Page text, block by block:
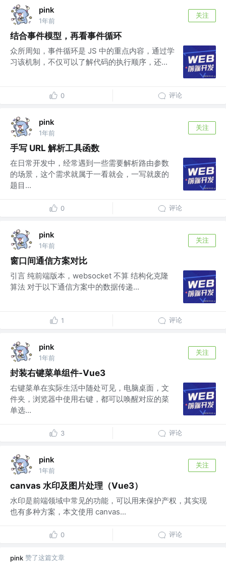
pink
1年前
关注
结合事件模型，再看事件循环
众所周知，事件循环是 JS 中的重点内容，通过学
习该机制，不仅可以了解代码的执行顺序，还...
0 评论
pink
1年前
关注
手写 URL 解析工具函数
在日常开发中，经常遇到一些需要解析路由参数
的场景，这个需求就属于一看就会，一写就废的
题目...
0 评论
pink
1年前
关注
窗口间通信方案对比
引言 纯前端版本，websocket 不算 结构化克隆
算法 对于以下通信方案中的数据传递...
1 评论
pink
1年前
关注
封装右键菜单组件-Vue3
右键菜单在实际生活中随处可见，电脑桌面，文
件夹，浏览器中使用右键，都可以唤醒对应的菜
单选...
3 评论
pink
1年前
关注
canvas 水印及图片处理（Vue3）
水印是前端领域中常见的功能，可以用来保护产权，其实现
也有多种方案，本文使用 canvas...
0 评论
pink 赞了这篇文章